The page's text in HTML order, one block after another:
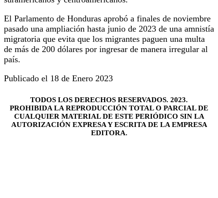
El Parlamento de Honduras aprobó a finales de noviembre
pasado una ampliación hasta junio de 2023 de una amnistía
migratoria que evita que los migrantes paguen una multa
de más de 200 dólares por ingresar de manera irregular al
país.
Publicado el 18 de Enero 2023
TODOS LOS DERECHOS RESERVADOS. 2023.
PROHIBIDA LA REPRODUCCIÓN TOTAL O PARCIAL DE
CUALQUIER MATERIAL DE ESTE PERIÓDICO SIN LA
AUTORIZACIÓN EXPRESA Y ESCRITA DE LA EMPRESA
EDITORA.